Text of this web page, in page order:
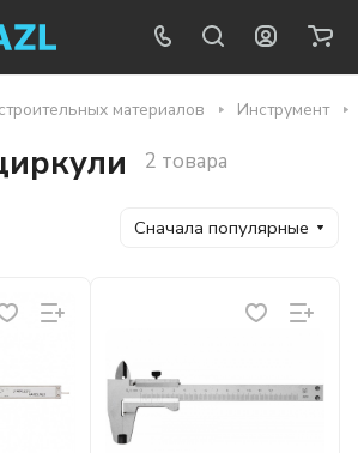
материалов Инструмент
2 товара
Сначала популярные